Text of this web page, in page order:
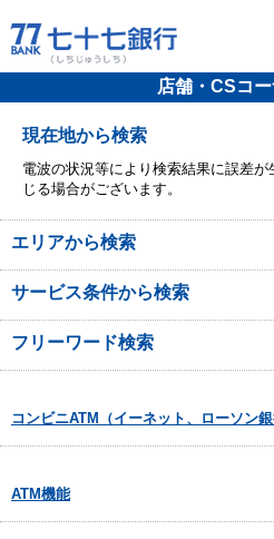
店舗・CSコ
現在地から検索
電波の状況等により検索結果に誤差が
じる場合がございます。
エリアから検索
サービス条件から検索
フリーワード検索
コンビニATM（イーネット、ローソン銀
ATM機能